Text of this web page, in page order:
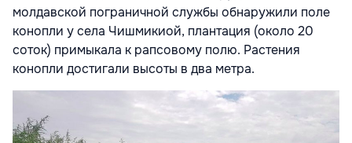
молдавской пограничной службы обнаружили поле
конопли у села Чишмикиой, плантация (около 20
соток) примыкала к рапсовому полю. Растения
конопли достигали высоты в два метра.